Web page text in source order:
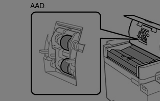
AAD.